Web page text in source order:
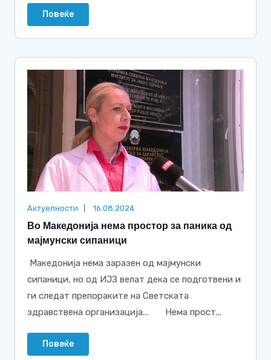
Повеќе
Актуелности 16.08.2024
Во Македонија нема простор за паника од
мајмунски сипаници
Македонија нема заразен од мајмунски
сипаници, но од ИЈЗ велат дека се подготвени и
ги следат препораките на Светската
здравствена организација... Нема прост...
Повеќе